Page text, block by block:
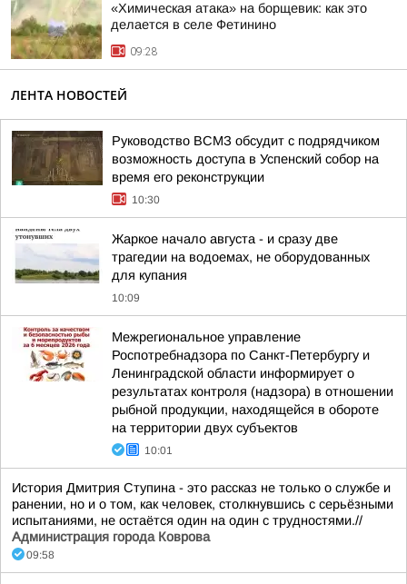
«Химическая атака» на борщевик: как это
делается в селе Фетинино
09:28
ЛЕНТА НОВОСТЕЙ
Руководство ВСМЗ обсудит с подрядчиком
возможность доступа в Успенский собор на
время его реконструкции
10:30
Жаркое начало августа - и сразу две
трагедии на водоемах, не оборудованных
для купания
10:09
Межрегиональное управление
Роспотребнадзора по Санкт-Петербургу и
Ленинградской области информирует о
результатах контроля (надзора) в отношении
рыбной продукции, находящейся в обороте
на территории двух субъектов
10:01
История Дмитрия Ступина - это рассказ не только о службе и
ранении, но и о том, как человек, столкнувшись с серьёзными
испытаниями, не остаётся один на один с трудностями.//
Администрация города Коврова
09:58